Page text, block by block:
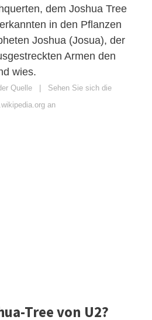
dem Joshua Tree
in den Pflanzen
Joshua (Josua), der
Armen den
wies.
Quelle | Sehen Sie sich die
an
Tree von U2?